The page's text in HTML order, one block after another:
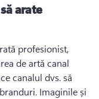
arate
profesionist,
de artă canal
canalul dvs. să
Imaginile și